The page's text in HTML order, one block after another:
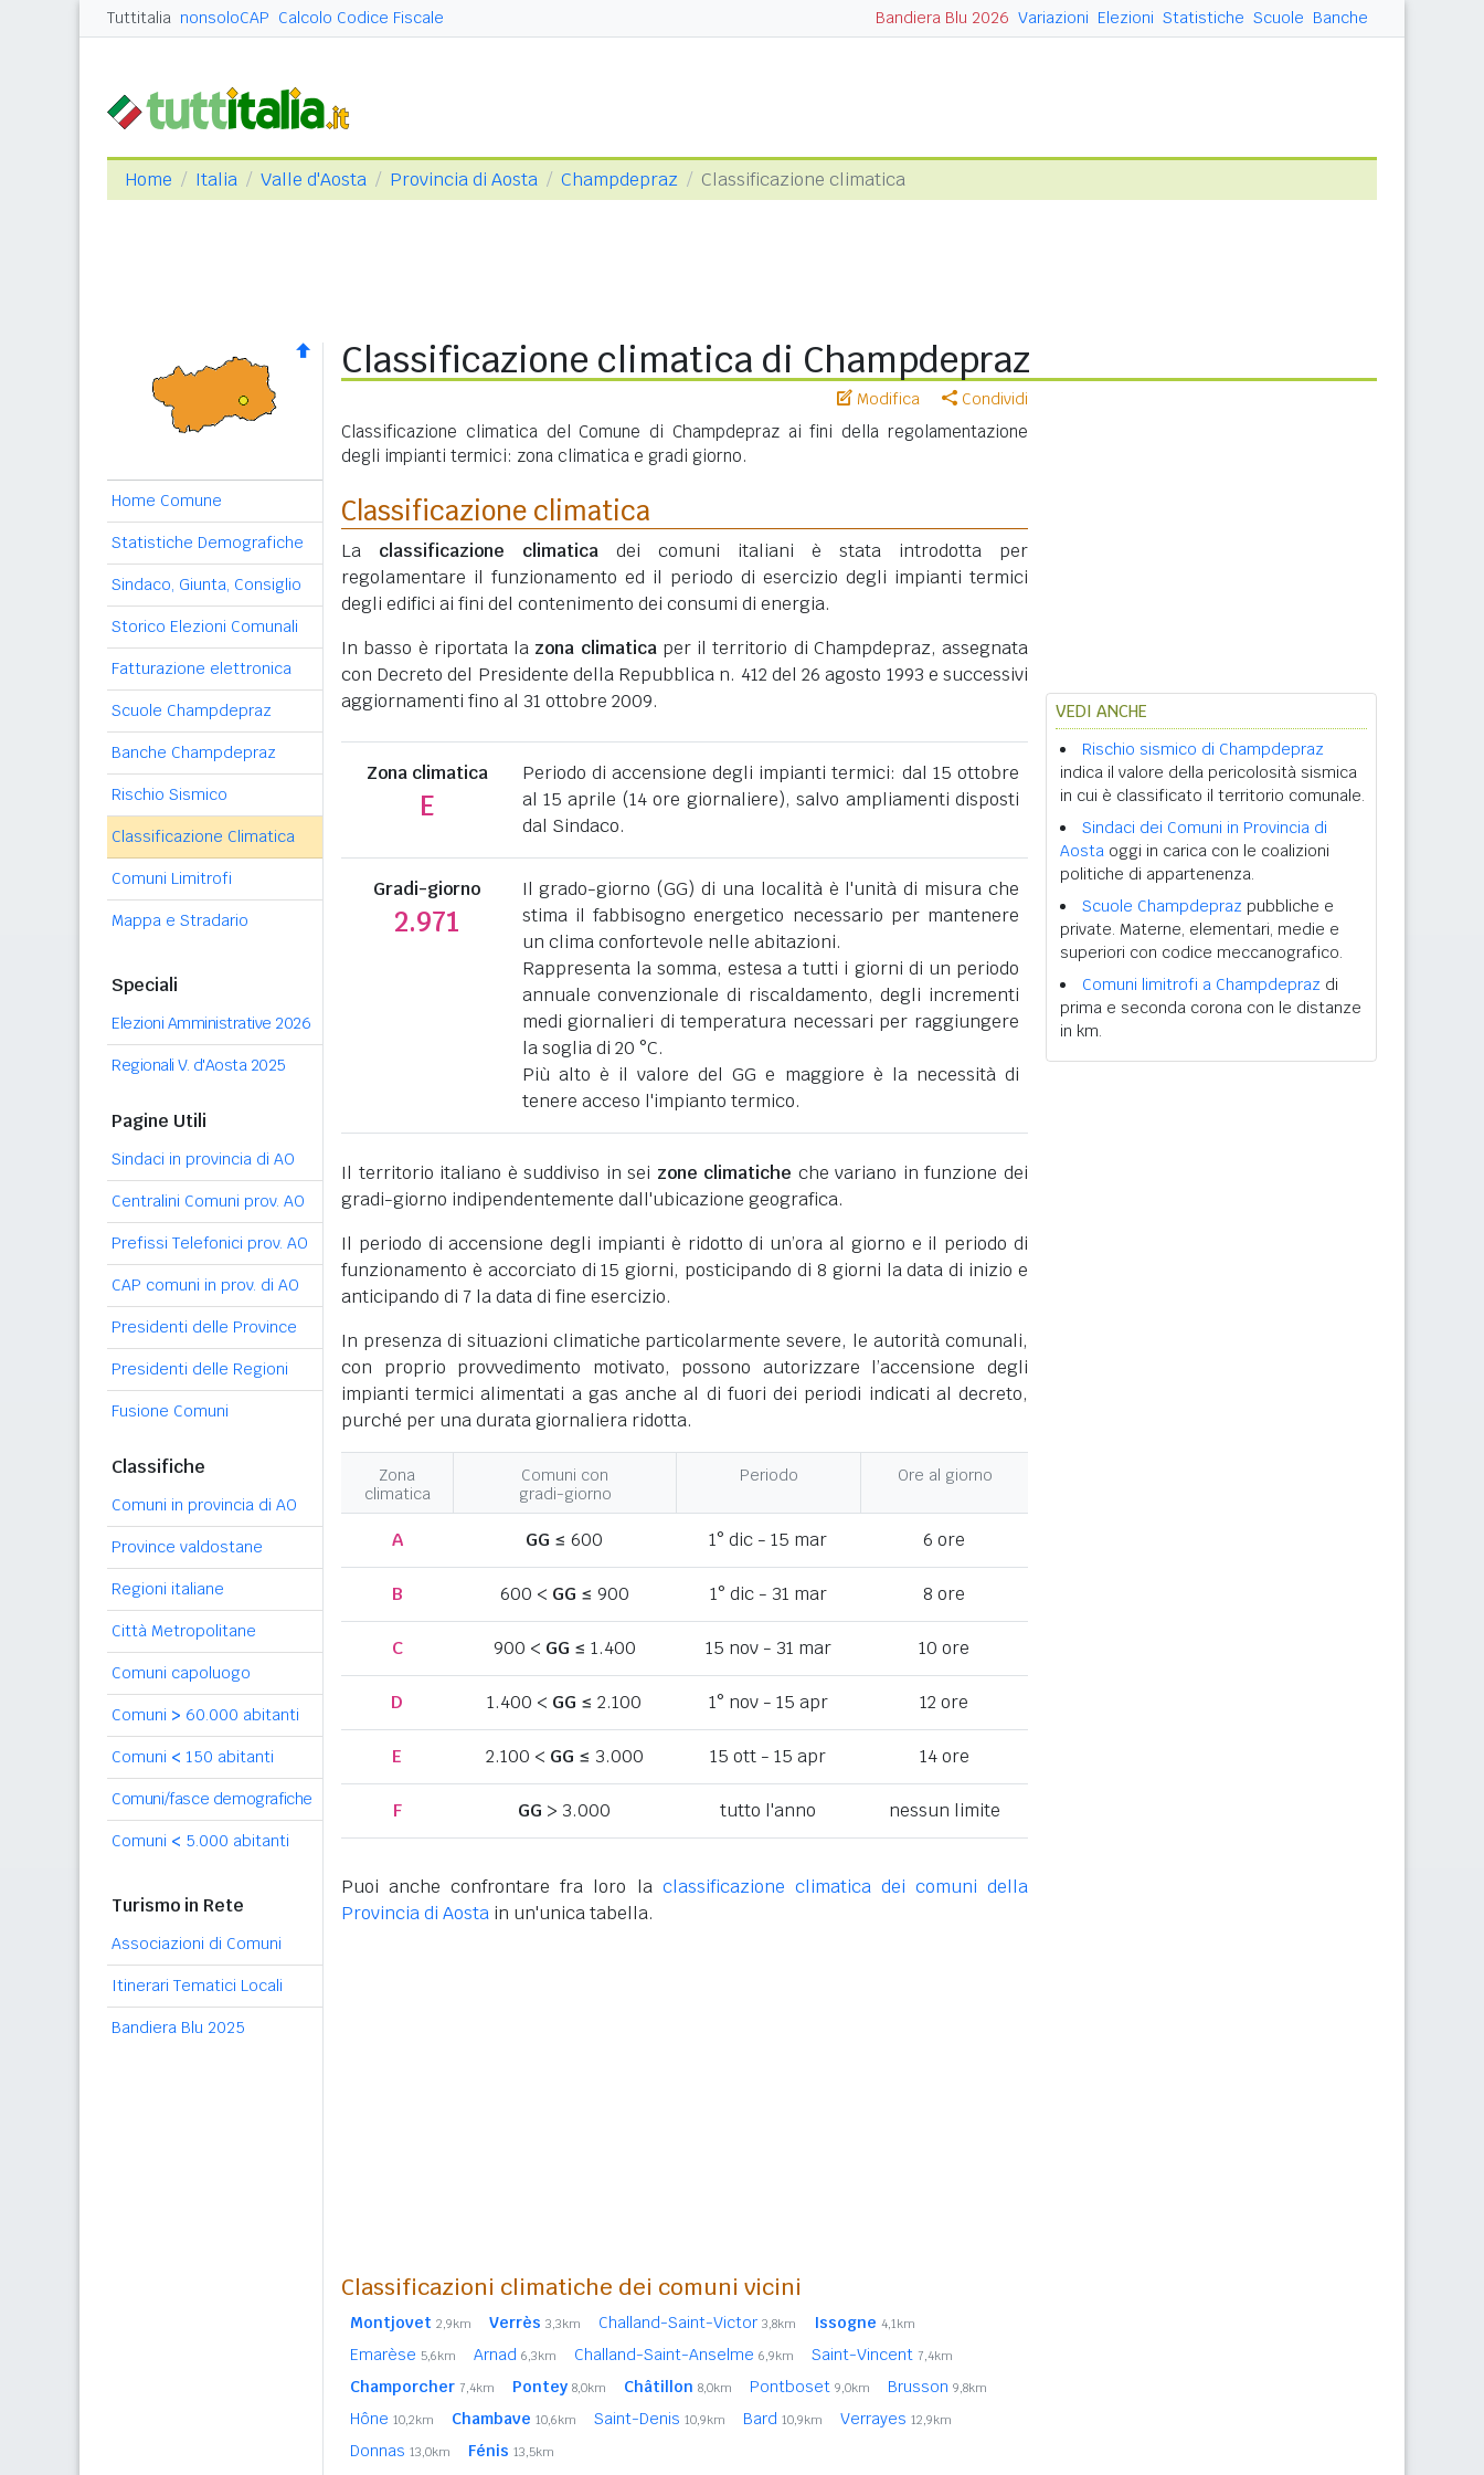
Tuttitalia nonsoloCAP Calcolo Codice Fiscale Bandiera Blu 2026 Variazioni Elezioni Statistiche Scuole Banche
Home Italia Valle d'Aosta Provincia di Aosta Champdepraz Classificazione climatica
Home Comune
Statistiche Demografiche
Sindaco, Giunta, Consiglio
Storico Elezioni Comunali
Fatturazione elettronica
Scuole Champdepraz
Banche Champdepraz
Rischio Sismico
Classificazione Climatica
Comuni Limitrofi
Mappa e Stradario
Speciali
Elezioni Amministrative 2026
Regionali V. d'Aosta 2025
Pagine Utili
Sindaci in provincia di AO
Centralini Comuni prov. AO
Prefissi Telefonici prov. AO
CAP comuni in prov. di AO
Presidenti delle Province
Presidenti delle Regioni
Fusione Comuni
Classifiche
Comuni in provincia di AO
Province valdostane
Regioni italiane
Città Metropolitane
Comuni capoluogo
Comuni > 60.000 abitanti
Comuni < 150 abitanti
Comuni/fasce demografiche
Comuni < 5.000 abitanti
Turismo in Rete
Associazioni di Comuni
Itinerari Tematici Locali
Bandiera Blu 2025
Classificazione climatica di Champdepraz
Modifica Condividi
Classificazione climatica del Comune di Champdepraz ai fini della regolamentazione
degli impianti termici: zona climatica e gradi giorno.
Classificazione climatica
La classificazione climatica dei comuni italiani è stata introdotta per
regolamentare il funzionamento ed il periodo di esercizio degli impianti termici
degli edifici ai fini del contenimento dei consumi di energia.
In basso è riportata la zona climaticaper il territorio di Champdepraz, assegnata
con Decreto del Presidente della Repubblica n. 412 del 26 agosto 1993 e successivi
aggiornamenti fino al 31 ottobre 2009.
Zona climatica
E
Periodo di accensione degli impianti termici: dal 15 ottobre
al 15 aprile (14 ore giornaliere), salvo ampliamenti disposti
dal Sindaco.
Gradi-giorno
2.971
Il grado-giorno (GG) di una località è l'unità di misura che
stima il fabbisogno energetico necessario per mantenere
un clima confortevole nelle abitazioni.
Rappresenta la somma, estesa a tutti i giorni di un periodo
annuale convenzionale di riscaldamento, degli incrementi
medi giornalieri di temperatura necessari per raggiungere
la soglia di 20 °C.
Più alto è il valore del GG e maggiore è la necessità di
tenere acceso l'impianto termico.
Il territorio italiano è suddiviso in sei zone climatiche che variano in funzione dei
gradi-giorno indipendentemente dall'ubicazione geografica.
Il periodo di accensione degli impianti è ridotto di un’ora al giorno e il periodo di
funzionamento è accorciato di 15 giorni, posticipando di 8 giorni la data di inizio e
anticipando di 7 la data di fine esercizio.
In presenza di situazioni climatiche particolarmente severe, le autorità comunali,
con proprio provvedimento motivato, possono autorizzare l’accensione degli
impianti termici alimentati a gas anche al di fuori dei periodi indicati al decreto,
purché per una durata giornaliera ridotta.
Zona
climatica
Comuni con
gradi-giorno
Periodo Ore al giorno
A GG ≤ 600 1° dic - 15 mar 6 ore
B 600 < GG ≤ 900 1° dic - 31 mar 8 ore
C 900 < GG ≤ 1.400 15 nov - 31 mar 10 ore
D 1.400 < GG ≤ 2.100 1° nov - 15 apr 12 ore
E 2.100 < GG ≤ 3.000 15 ott - 15 apr 14 ore
F GG > 3.000 tutto l'anno nessun limite
Puoi anche confrontare fra loro la classificazione climatica dei comuni della
Provincia di Aosta in un'unica tabella.
Classificazioni climatiche dei comuni vicini
Montjovet 2,9km Verrès 3,3km Challand-Saint-Victor 3,8km Issogne 4,1km
Emarèse 5,6km Arnad 6,3km Challand-Saint-Anselme 6,9km Saint-Vincent 7,4km
Champorcher 7,4km Pontey 8,0km Châtillon 8,0km Pontboset 9,0km Brusson 9,8km
Hône 10,2km Chambave 10,6km Saint-Denis 10,9km Bard 10,9km Verrayes 12,9km
Donnas 13,0km Fénis 13,5km
VEDI ANCHE
Rischio sismico di Champdepraz
indica il valore della pericolosità sismica
in cui è classificato il territorio comunale.
Sindaci dei Comuni in Provincia di
Aosta oggi in carica con le coalizioni
politiche di appartenenza.
Scuole Champdepraz pubbliche e
private. Materne, elementari, medie e
superiori con codice meccanografico.
Comuni limitrofi a Champdepraz di
prima e seconda corona con le distanze
in km.